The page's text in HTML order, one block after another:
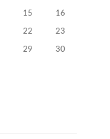
15 16
22 23
29 30